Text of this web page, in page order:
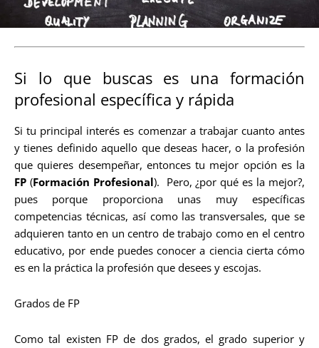
Si lo que buscas es una formación
profesional específica y rápida
Si tu principal interés es comenzar a trabajar cuanto antes
y tienes definido aquello que deseas hacer, o la profesión
que quieres desempeñar, entonces tu mejor opción es la
FP (Formación Profesional). Pero, ¿por qué es la mejor?,
pues porque proporciona unas muy específicas
competencias técnicas, así como las transversales, que se
adquieren tanto en un centro de trabajo como en el centro
educativo, por ende puedes conocer a ciencia cierta cómo
es en la práctica la profesión que desees y escojas.
Grados de FP
Como tal existen FP de dos grados, el grado superior y